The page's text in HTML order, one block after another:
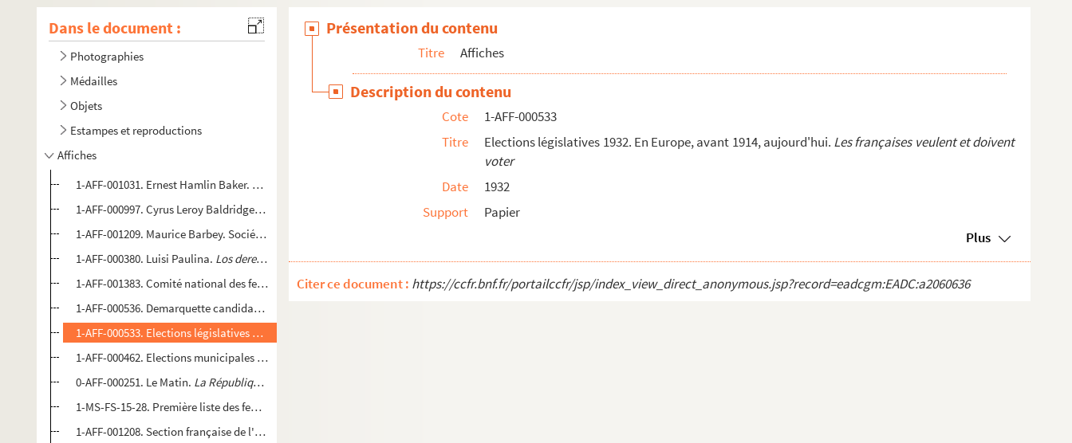
Dans le document :
Photographies
Médailles
Objets
Estampes et reproductions
Affiches
1-AFF-001031. Ernest Hamlin Baker. For every fighter a woman worker
1-AFF-000997. Cyrus Leroy Baldridge. Women's bureau, Department of Labor.America will be as strong as her women
1-AFF-001209. Maurice Barbey. Société pour l'amélioration du sort de la femme et la revendication de ses droits.
1-AFF-000380. Luisi Paulina. Los derechos politicos de la mujer
1-AFF-001383. Comité national des femmes contre la guerre et le fascisme.Les femmes mobilisent... Grand meeting
1-AFF-000536. Demarquette candidate pacifiste
1-AFF-000533. Elections législatives 1932. En Europe, avant 1914, aujourd'hui.
1-AFF-000462. Elections municipales de Villeurbanne, mai 1935.
0-AFF-000251. Le Matin. La République est femme
1-MS-FS-15-28. Première liste des femmes prisonnières à Versailles
1-AFF-001208. Section française de l'Internationale ouvrière.
Présentation du contenu
Titre Affiches
Description du contenu
Cote
1-AFF-000533
Titre
Elections législatives 1932. En Europe, avant 1914, aujourd'hui. Les françaises veulent et doivent
voter
Date
1932
Support
Papier
Plus
Citer ce document : https://ccfr.bnf.fr/portailccfr/jsp/index_view_direct_anonymous.jsp?record=eadcgm:EADC:a2060636